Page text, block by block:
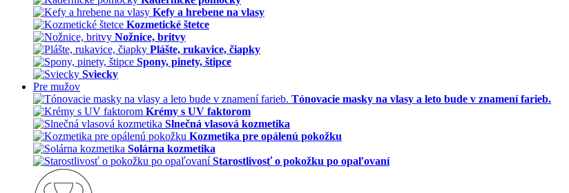
Kefy a hrebene na vlasy
Kozmetické štetce
Nožnice, britvy
Plášte, rukavice, čiapky
Spony, pinety, štipce
Sviecky
Pre mužov
Tónovacie masky na vlasy a leto bude v znamení farieb.
Krémy s UV faktorom
Slnečná vlasová kozmetika
Kozmetika pre opálenú pokožku
Solárna kozmetika
Starostlivosť o pokožku po opaľovaní